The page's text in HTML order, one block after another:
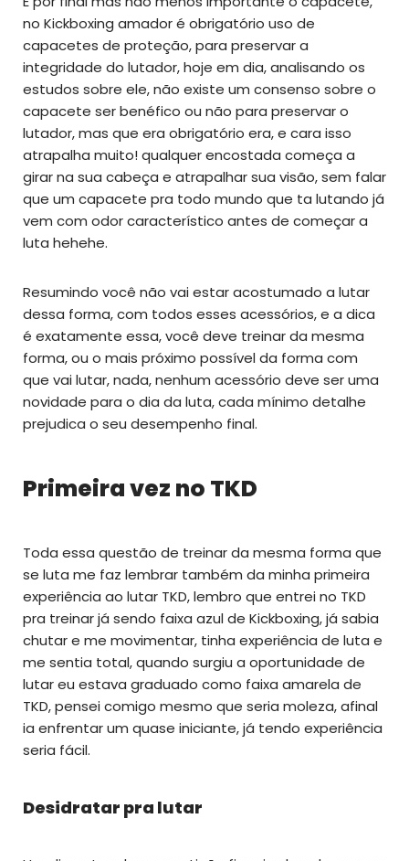
no Kickboxing amador é obrigatório uso de
capacetes de proteção, para preservar a
integridade do lutador, hoje em dia, analisando os
estudos sobre ele, não existe um consenso sobre o
capacete ser benéfico ou não para preservar o
lutador, mas que era obrigatório era, e cara isso
atrapalha muito! qualquer encostada começa a
girar na sua cabeça e atrapalhar sua visão, sem falar
que um capacete pra todo mundo que ta lutando já
vem com odor característico antes de começar a
luta hehehe.
Resumindo você não vai estar acostumado a lutar
dessa forma, com todos esses acessórios, e a dica
é exatamente essa, você deve treinar da mesma
forma, ou o mais próximo possível da forma com
que vai lutar, nada, nenhum acessório deve ser uma
novidade para o dia da luta, cada mínimo detalhe
prejudica o seu desempenho final.
Primeira vez no TKD
Toda essa questão de treinar da mesma forma que
se luta me faz lembrar também da minha primeira
experiência ao lutar TKD, lembro que entrei no TKD
pra treinar já sendo faixa azul de Kickboxing, já sabia
chutar e me movimentar, tinha experiência de luta e
me sentia total, quando surgiu a oportunidade de
lutar eu estava graduado como faixa amarela de
TKD, pensei comigo mesmo que seria moleza, afinal
ia enfrentar um quase iniciante, já tendo experiência
seria fácil.
Desidratar pra lutar